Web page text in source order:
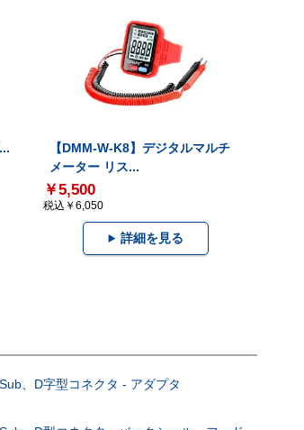
【DMM-W-K8】デジタルマルチ
メーター リス...
￥5,500
税込￥6,050
詳細を見る
、D字型コネクタ - アダプタ